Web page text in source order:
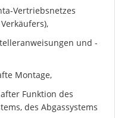
Vertriebsnetzes
und -
Montage,
Funktion des
des Abgassystems